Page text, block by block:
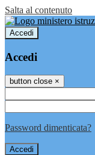
Salta al contenuto
Accedi
Accedi
button close ×
Password dimenticata?